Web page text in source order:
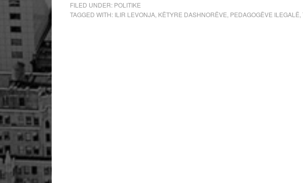
FILED UNDER: POLITIKE
TAGGED WITH: ILIR LEVONJA KËTYRE DASHNORËVE PEDAGOGËVE ILEGALË